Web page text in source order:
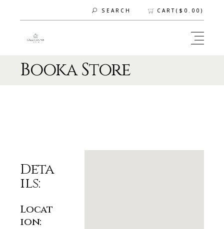
SEARCH CART( $ 0.00 )
Booka Store
Deta
ils:
Locat
ion: